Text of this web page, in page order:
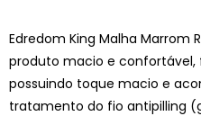
Edredom King Malha Marrom
produto macio e
possuindo toque macio e
tratamento do fio antipilling